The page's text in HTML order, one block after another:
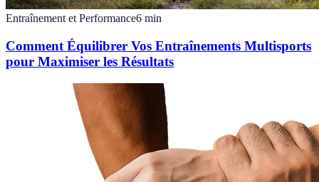
Entraînement et Performance6 min
Comment Équilibrer Vos Entraînements Multisports
pour Maximiser les Résultats